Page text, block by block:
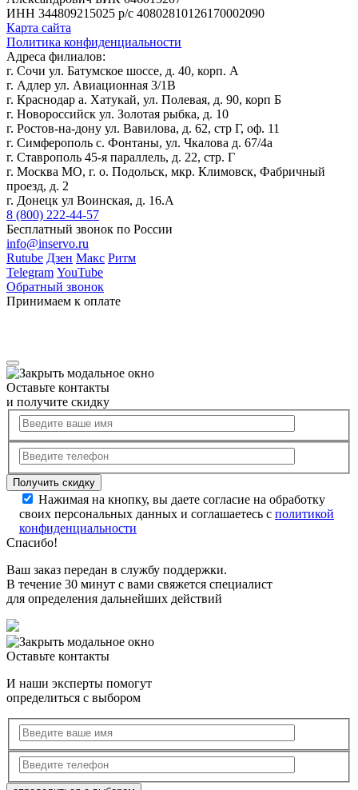
ИНН 344809215025 р/с 40802810126170002090
Карта сайта
Политика конфиденциальности
Адреса филиалов:
г. Сочи ул. Батумское шоссе, д. 40, корп. А
г. Адлер ул. Авиационная 3/1В
г. Краснодар а. Хатукай, ул. Полевая, д. 90, корп Б
г. Новороссийск ул. Золотая рыбка, д. 10
г. Ростов-на-дону ул. Вавилова, д. 62, стр Г, оф. 11
г. Симферополь с. Фонтаны, ул. Чкалова д. 67/4а
г. Ставрополь 45-я параллель, д. 22, стр. Г
г. Москва МО, г. о. Подольск, мкр. Климовск, Фабричный
проезд, д. 2
г. Донецк ул Воинская, д. 16.А
8 (800) 222-44-57
Бесплатный звонок по России
info@inservo.ru
Rutube Дзен Макс Ритм
Telegram YouTube
Обратный звонок
Принимаем к оплате
Оставьте контакты
и получите скидку
Нажимая на кнопку, вы даете согласие на обработку
своих персональных данных и соглашаетесь с политикой
конфиденциальности
Спасибо!
Ваш заказ передан в службу поддержки.
В течение 30 минут с вами свяжется специалист
для определения дальнейших действий
Оставьте контакты
И наши эксперты помогут
определиться с выбором